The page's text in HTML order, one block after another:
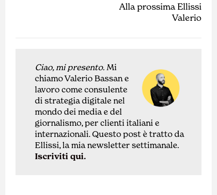
Alla prossima Ellissi
Valerio
Ciao, mi presento.Mi
chiamo Valerio Bassan e
lavoro comeconsulente
distrategia digitale nel
mondo dei media e del
giornalismo, per clienti italiani e
internazionali.Questo post è tratto da
Ellissi, la mia newsletter settimanale.
Iscriviti qui.